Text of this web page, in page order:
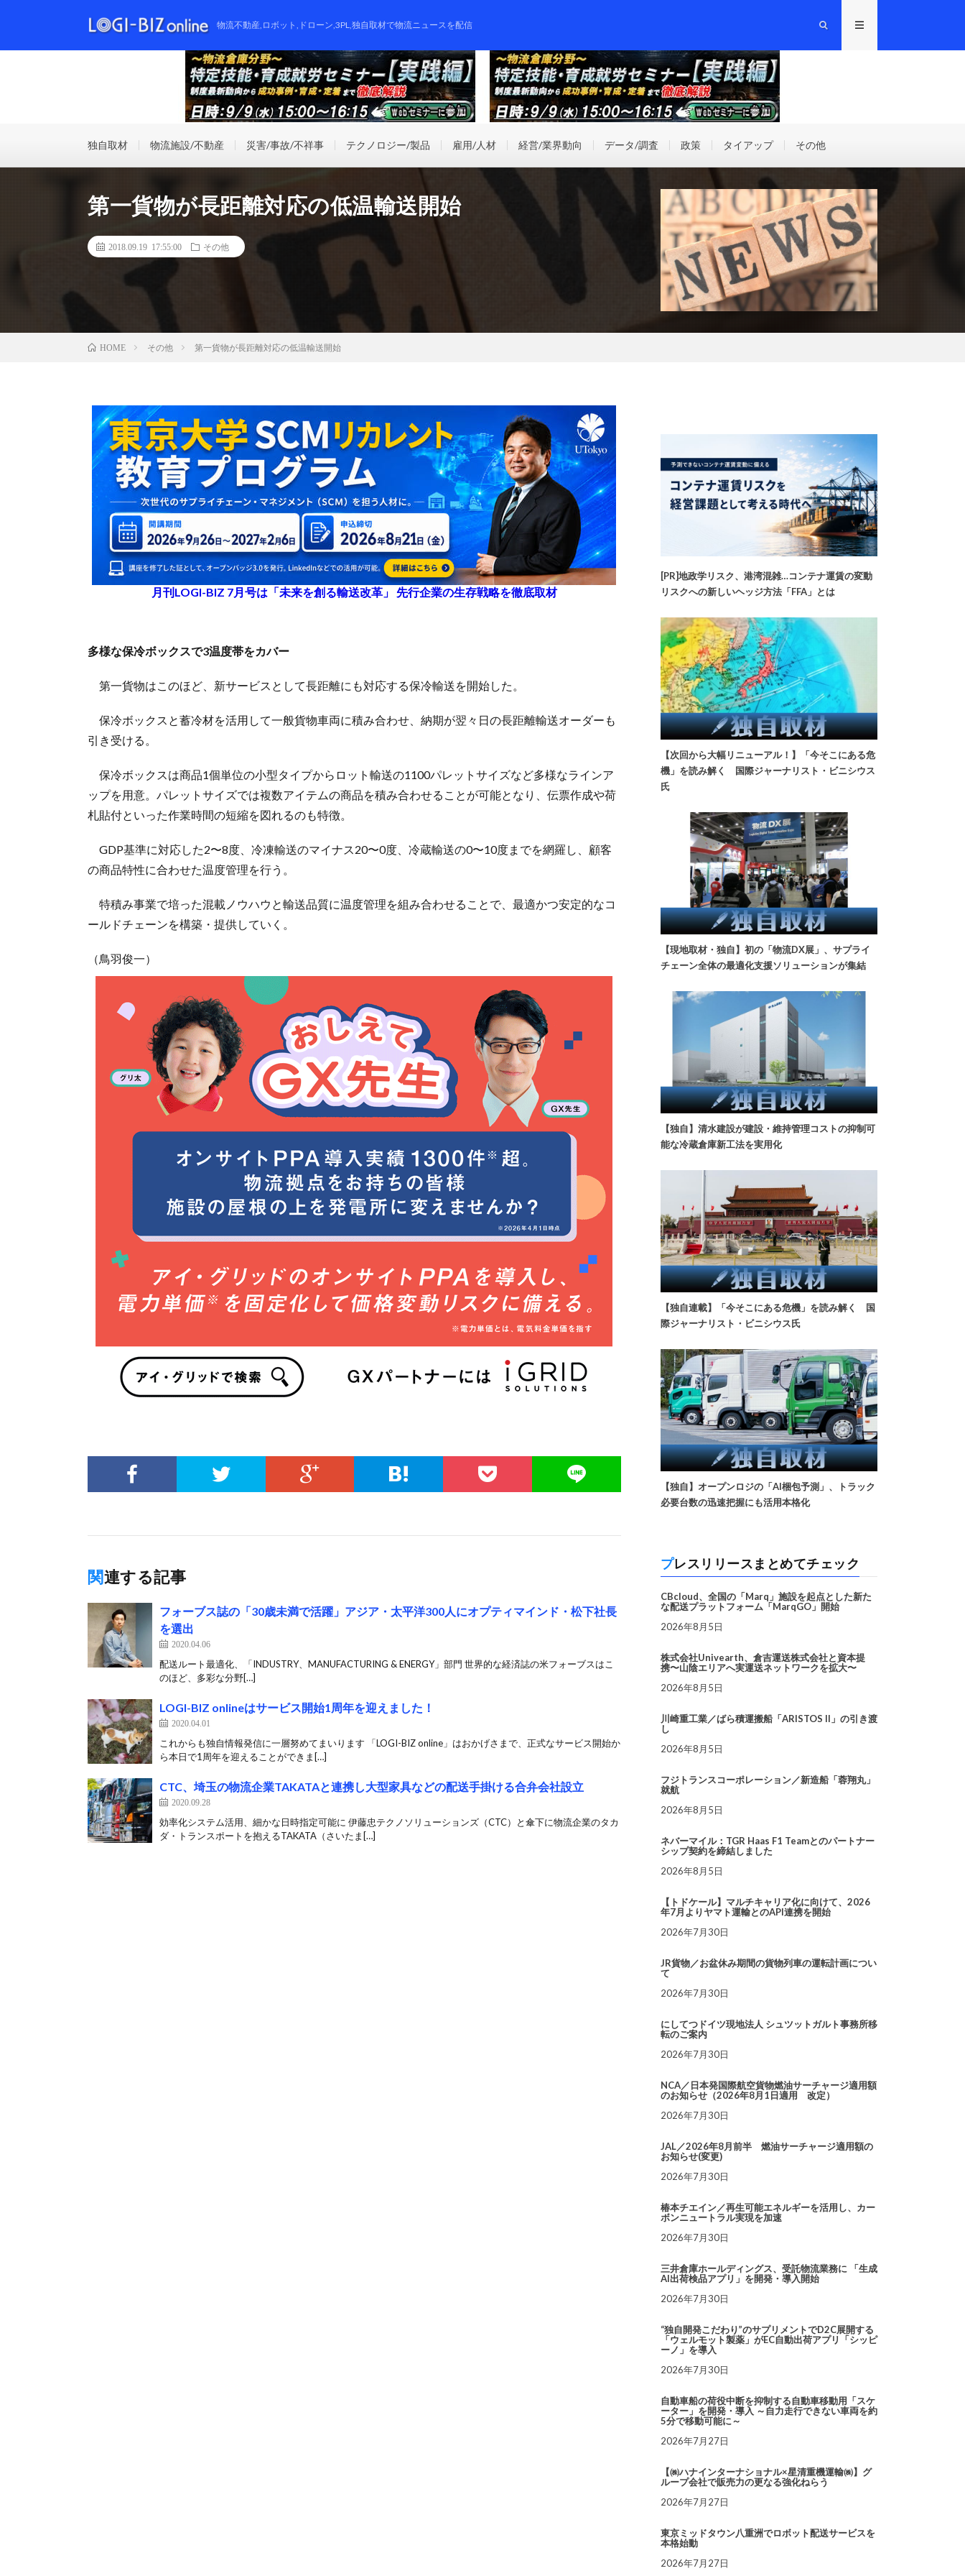
物流不動産,ロボット,ドローン,3PL,独自取材で物流ニュースを配信
独自取材 物流施設/不動産 災害/事故/不祥事 テクノロジー/製品 雇用/人材 経営/業界動向 データ/調査 政策 タイアップ その他
第一貨物が長距離対応の低温輸送開始
2018.09.19 17:55:00 その他
HOME その他 第一貨物が長距離対応の低温輸送開始
月刊LOGI-BIZ 7月号は「未来を創る輸送改革」 先行企業の生存戦略を徹底取材
多様な保冷ボックスで3温度帯をカバー
第一貨物はこのほど、新サービスとして長距離にも対応する保冷輸送を開始した。
保冷ボックスと蓄冷材を活用して一般貨物車両に積み合わせ、納期が翌々日の長距離輸送オーダーも
引き受ける。
保冷ボックスは商品1個単位の小型タイプからロット輸送の1100パレットサイズなど多様なラインア
ップを用意。パレットサイズでは複数アイテムの商品を積み合わせることが可能となり、伝票作成や荷
札貼付といった作業時間の短縮を図れるのも特徴。
GDP基準に対応した2〜8度、冷凍輸送のマイナス20〜0度、冷蔵輸送の0〜10度までを網羅し、顧客
の商品特性に合わせた温度管理を行う。
特積み事業で培った混載ノウハウと輸送品質に温度管理を組み合わせることで、最適かつ安定的なコ
ールドチェーンを構築・提供していく。
（鳥羽俊一）
関連する記事
フォーブス誌の「30歳未満で活躍」アジア・太平洋300人にオプティマインド・松下社長
を選出
2020.04.06
配送ルート最適化、「INDUSTRY、MANUFACTURING & ENERGY」部門 世界的な経済誌の米フォーブスはこ
のほど、多彩な分野[…]
LOGI-BIZ onlineはサービス開始1周年を迎えました！
2020.04.01
これからも独自情報発信に一層努めてまいります 「LOGI-BIZ online」はおかげさまで、正式なサービス開始か
ら本日で1周年を迎えることができま[…]
CTC、埼玉の物流企業TAKATAと連携し大型家具などの配送手掛ける合弁会社設立
2020.09.28
効率化システム活用、細かな日時指定可能に 伊藤忠テクノソリューションズ（CTC）と傘下に物流企業のタカ
ダ・トランスポートを抱えるTAKATA（さいたま[…]
[PR]地政学リスク、港湾混雑…コンテナ運賃の変動
リスクへの新しいヘッジ方法「FFA」とは
【次回から大幅リニューアル！】「今そこにある危
機」を読み解く 国際ジャーナリスト・ビニシウス
氏
【現地取材・独自】初の「物流DX展」、サプライ
チェーン全体の最適化支援ソリューションが集結
【独自】清水建設が建設・維持管理コストの抑制可
能な冷蔵倉庫新工法を実用化
【独自連載】「今そこにある危機」を読み解く 国
際ジャーナリスト・ビニシウス氏
【独自】オープンロジの「AI梱包予測」、トラック
必要台数の迅速把握にも活用本格化
プレスリリースまとめてチェック
CBcloud、全国の「Marq」施設を起点とした新た
な配送プラットフォーム「MarqGO」開始
2026年8月5日
株式会社Univearth、倉吉運送株式会社と資本提
携〜山陰エリアへ実運送ネットワークを拡大〜
2026年8月5日
川崎重工業／ばら積運搬船「ARISTOS II」の引き渡
し
2026年8月5日
フジトランスコーポレーション／新造船「蓉翔丸」
就航
2026年8月5日
ネバーマイル：TGR Haas F1 Teamとのパートナー
シップ契約を締結しました
2026年8月5日
【トドケール】マルチキャリア化に向けて、2026
年7月よりヤマト運輸とのAPI連携を開始
2026年7月30日
JR貨物／お盆休み期間の貨物列車の運転計画につい
て
2026年7月30日
にしてつドイツ現地法人 シュツットガルト事務所移
転のご案内
2026年7月30日
NCA／日本発国際航空貨物燃油サーチャージ適用額
のお知らせ（2026年8月1日適用 改定）
2026年7月30日
JAL／2026年8月前半 燃油サーチャージ適用額の
お知らせ(変更)
2026年7月30日
椿本チエイン／再生可能エネルギーを活用し、カー
ボンニュートラル実現を加速
2026年7月30日
三井倉庫ホールディングス、受託物流業務に 「生成
AI出荷検品アプリ」を開発・導入開始
2026年7月30日
“独自開発こだわり”のサプリメントでD2C展開する
「ウェルモット製薬」がEC自動出荷アプリ「シッピ
ーノ」を導入
2026年7月30日
自動車船の荷役中断を抑制する自動車移動用「スケ
ーター」を開発・導入 ～自力走行できない車両を約
5分で移動可能に～
2026年7月27日
【㈱ハナインターナショナル×星清重機運輸㈱】グ
ループ会社で販売力の更なる強化ねらう
2026年7月27日
東京ミッドタウン八重洲でロボット配送サービスを
本格始動
2026年7月27日